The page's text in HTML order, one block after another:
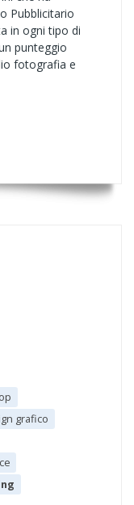
Pubblicitario
in ogni tipo di
punteggio
fotografia e
grafico